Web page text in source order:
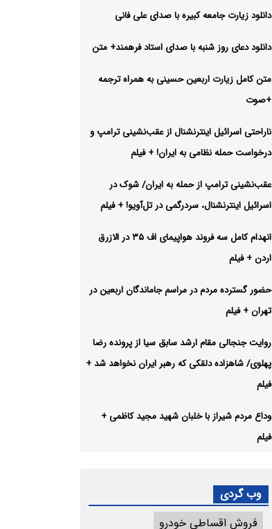
دانلود زیارت جامعه کبیره با صدای علی فانی
دانلود دعای روز شنبه با صدای استاد فرهمند+ متن
متن کامل زیارت اربعین حسینی به همراه ترجمه
+صوت
ناراحتی اسرائیل اینترنشنال از عقب‌نشینی ترامپ و
درخواست حمله نظامی به ایران! + فیلم
عقب‌نشینی ترامپ از حمله به ایران/ شوک در
اسرائیل اینترنشنال، سردرگمی در تل‌آویو! + فیلم
انهدام کامل سه فروند هواپیمای اف ۳۵ در الازرق
اردن + فیلم
حضور گسترده مردم در مراسم جاماندگان اربعین در
تهران + فیلم
روایت جنجالی مقام ارشد سابق سیا از پرونده رضا
پهلوی/ شاهزاده دلقکی که رهبر ایران نخواهد شد +
فیلم
وداع مردم شیراز با خلبان شهید مجید کاظمی +
فیلم
وب گردی
فروش اقساطی خودرو